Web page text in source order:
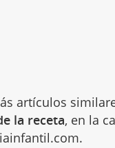
artículos
la receta, en la